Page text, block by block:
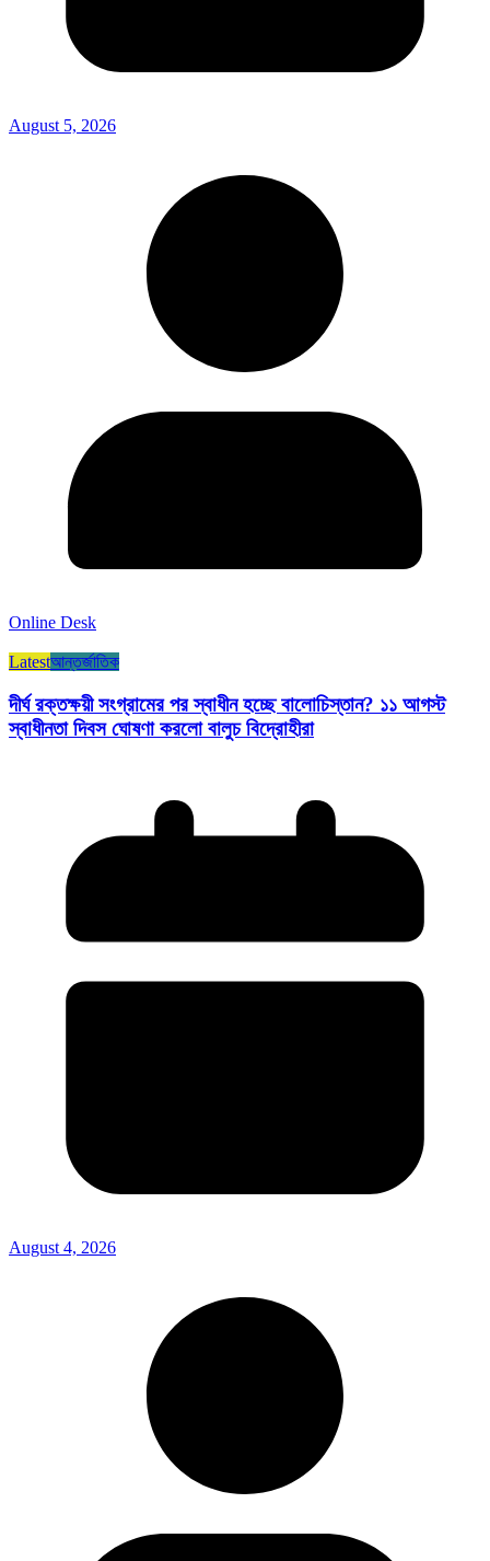
August 5, 2026
Online Desk
Latestআন্তর্জাতিক
দীর্ঘ রক্তক্ষয়ী সংগ্রামের পর স্বাধীন হচ্ছে বালোচিস্তান? ১১ আগস্ট
স্বাধীনতা দিবস ঘোষণা করলো বালুচ বিদ্রোহীরা
August 4, 2026